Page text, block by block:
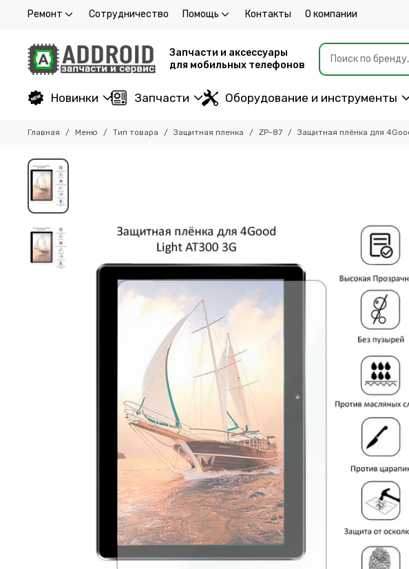
Ремонт Сотрудничество Помощь Контакты О компании
Запчасти и аксессуары
для мобильных телефонов
Новинки Запчасти Оборудование и инструменты
Главная Меню Тип товара Защитная пленка ZP-87 Защитная плёнка для